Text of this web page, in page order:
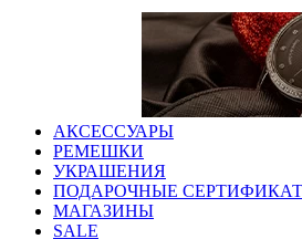
АКСЕССУАРЫ
РЕМЕШКИ
УКРАШЕНИЯ
ПОДАРОЧНЫЕ
МАГАЗИНЫ
SALE